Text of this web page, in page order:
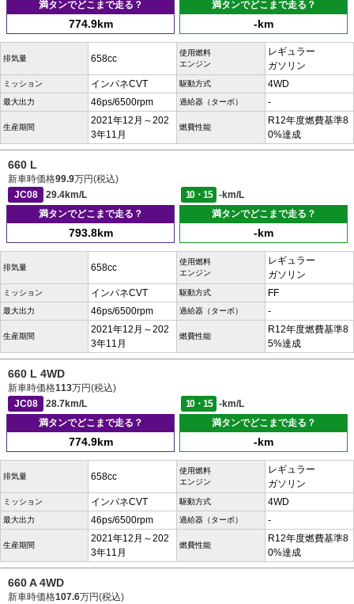
満タンでどこまで走る？
774.9km
満タンでどこまで走る？
-km
排気量 658cc
使用燃料
エンジン
レギュラー
ガソリン
ミッション インパネCVT 駆動方式 4WD
最大出力 46ps/6500rpm 過給器（ターボ） -
生産期間
2021年12月～202
3年11月
燃費性能
R12年度燃費基準8
0%達成
660 L
新車時価格99.9万円(税込)
JC08
29.4km/L 10・15
-km/L
満タンでどこまで走る？
793.8km
満タンでどこまで走る？
-km
排気量 658cc
使用燃料
エンジン
レギュラー
ガソリン
ミッション インパネCVT 駆動方式 FF
最大出力 46ps/6500rpm 過給器（ターボ） -
生産期間
2021年12月～202
3年11月
燃費性能
R12年度燃費基準8
5%達成
660 L 4WD
新車時価格113万円(税込)
JC08
28.7km/L 10・15
-km/L
満タンでどこまで走る？
774.9km
満タンでどこまで走る？
-km
排気量 658cc
使用燃料
エンジン
レギュラー
ガソリン
ミッション インパネCVT 駆動方式 4WD
最大出力 46ps/6500rpm 過給器（ターボ） -
生産期間
2021年12月～202
3年11月
燃費性能
R12年度燃費基準8
0%達成
660 A 4WD
新車時価格107.6万円(税込)